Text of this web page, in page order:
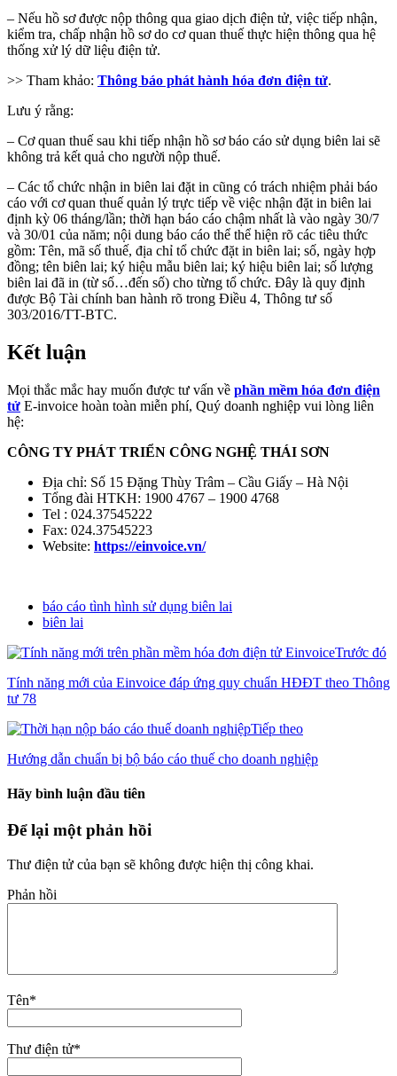
– Nếu hồ sơ được nộp thông qua giao dịch điện tử, việc tiếp nhận,
kiểm tra, chấp nhận hồ sơ do cơ quan thuế thực hiện thông qua hệ
thống xử lý dữ liệu điện tử.
>> Tham khảo: Thông báo phát hành hóa đơn điện tử.
Lưu ý rằng:
– Cơ quan thuế sau khi tiếp nhận hồ sơ báo cáo sử dụng biên lai sẽ
không trả kết quả cho người nộp thuế.
– Các tổ chức nhận in biên lai đặt in cũng có trách nhiệm phải báo
cáo với cơ quan thuế quản lý trực tiếp về việc nhận đặt in biên lai
định kỳ 06 tháng/lần; thời hạn báo cáo chậm nhất là vào ngày 30/7
và 30/01 của năm; nội dung báo cáo thể thể hiện rõ các tiêu thức
gồm: Tên, mã số thuế, địa chỉ tổ chức đặt in biên lai; số, ngày hợp
đồng; tên biên lai; ký hiệu mẫu biên lai; ký hiệu biên lai; số lượng
biên lai đã in (từ số…đến số) cho từng tổ chức. Đây là quy định
được Bộ Tài chính ban hành rõ trong Điều 4, Thông tư số
303/2016/TT-BTC.
Kết luận
Mọi thắc mắc hay muốn được tư vấn về phần mềm hóa đơn điện
tử E-invoice hoàn toàn miễn phí, Quý doanh nghiệp vui lòng liên
hệ:
CÔNG TY PHÁT TRIỂN CÔNG NGHỆ THÁI SƠN
Địa chỉ: Số 15 Đặng Thùy Trâm – Cầu Giấy – Hà Nội
Tổng đài HTKH: 1900 4767 – 1900 4768
Tel : 024.37545222
Fax: 024.37545223
Website: https://einvoice.vn/
báo cáo tình hình sử dụng biên lai
biên lai
Trước đó
Tính năng mới của Einvoice đáp ứng quy chuẩn HĐĐT theo Thông
tư 78
Tiếp theo
Hướng dẫn chuẩn bị bộ báo cáo thuế cho doanh nghiệp
Hãy bình luận đầu tiên
Để lại một phản hồi
Thư điện tử của bạn sẽ không được hiện thị công khai.
Phản hồi
Tên*
Thư điện tử*